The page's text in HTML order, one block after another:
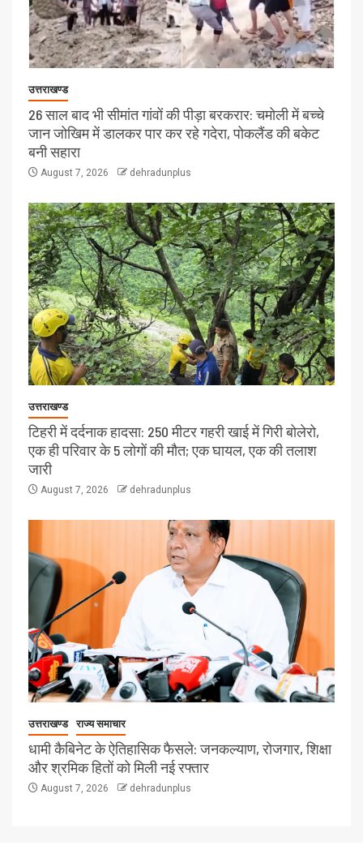
उत्तराखण्ड
26 साल बाद भी सीमांत गांवों की पीड़ा बरकरार: चमोली में बच्चे
जान जोखिम में डालकर पार कर रहे गदेरा, पोकलैंड की बकेट
बनी सहारा
August 7, 2026 dehradunplus
उत्तराखण्ड
टिहरी में दर्दनाक हादसा: 250 मीटर गहरी खाई में गिरी बोलेरो,
एक ही परिवार के 5 लोगों की मौत; एक घायल, एक की तलाश
जारी
August 7, 2026 dehradunplus
उत्तराखण्ड राज्य समाचार
धामी कैबिनेट के ऐतिहासिक फैसले: जनकल्याण, रोजगार, शिक्षा
और श्रमिक हितों को मिली नई रफ्तार
August 7, 2026 dehradunplus